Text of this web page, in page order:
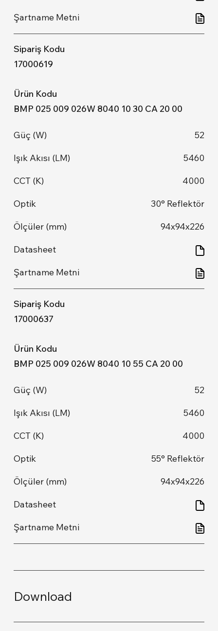
17000619
BMP 025 009 026W 8040 10 30 CA 20 00
52
5460
4000
30° Reflektör
94x94x226
17000637
BMP 025 009 026W 8040 10 55 CA 20 00
52
5460
4000
55° Reflektör
94x94x226
Download